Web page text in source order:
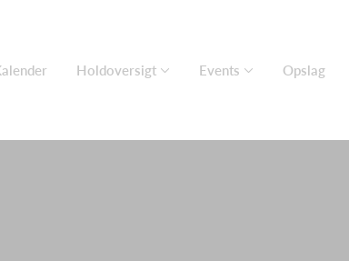
Holdoversigt Events Opslag